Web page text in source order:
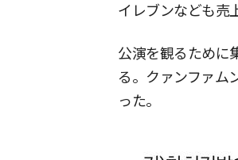
イレブンなども売
公演を観るために
る。クァンファム
った。